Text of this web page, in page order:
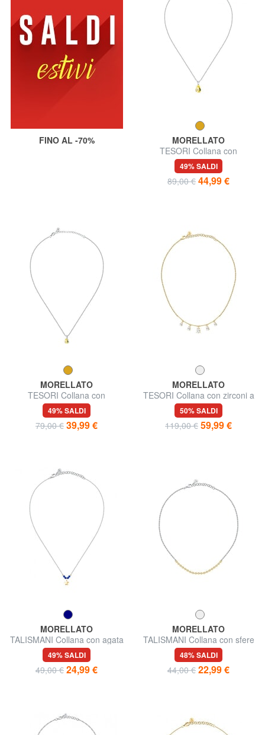
FINO AL -70%
MORELLATO
TESORI Collana con
pendente a goccia
49% SALDI
89,00 € 44,99 €
MORELLATO
TESORI Collana con
pendente
49% SALDI
79,00 € 39,99 €
MORELLATO
TESORI Collana con zirconi a
goccia
50% SALDI
119,00 € 59,99 €
MORELLATO
TALISMANI Collana con agata
blu e stellina
49% SALDI
49,00 € 24,99 €
MORELLATO
TALISMANI Collana con sfere
in acciaio bicolore
48% SALDI
44,00 € 22,99 €